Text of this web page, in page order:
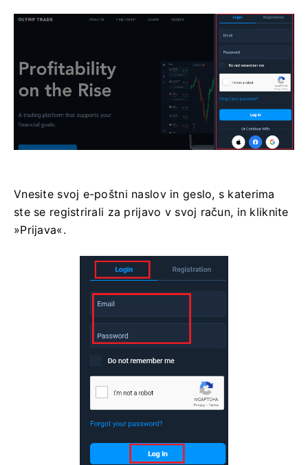
Vnesite svoj e-poštni naslov in geslo, s katerima
ste se registrirali za prijavo v svoj račun, in kliknite
»Prijava«.